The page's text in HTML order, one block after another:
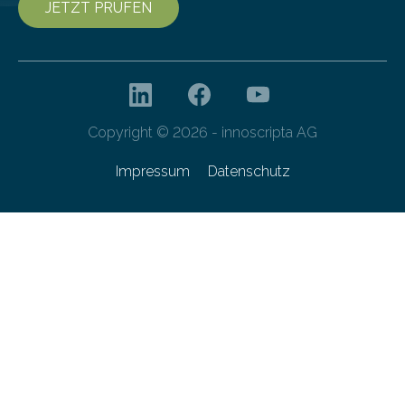
JETZT PRÜFEN
Copyright © 2026 - innoscripta AG
Impressum Datenschutz